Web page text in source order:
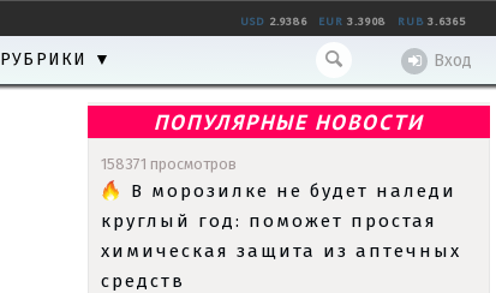
USD 2.9386 EUR 3.3908 RUB 3.6365
Вход
РУБРИКИ ▼
ПОПУЛЯРНЫЕ НОВОСТИ
158371 просмотров
В морозилке не будет наледи
круглый год: поможет простая
химическая защита из аптечных
средств